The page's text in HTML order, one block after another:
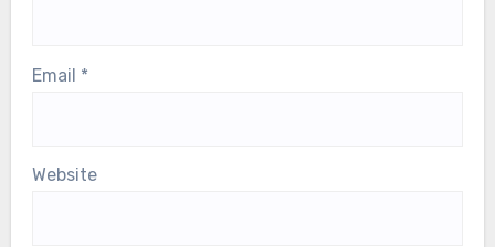
Email *
Website